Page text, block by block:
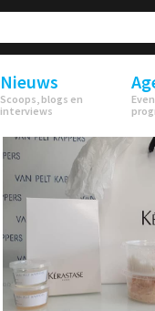
Nieuws
Scoops, blogs en
interviews